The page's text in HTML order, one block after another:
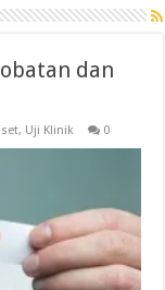
dan
, Uji Klinik 0